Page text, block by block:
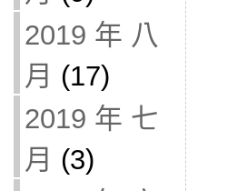
2019 年 八
月 (17)
2019 年 七
月 (3)